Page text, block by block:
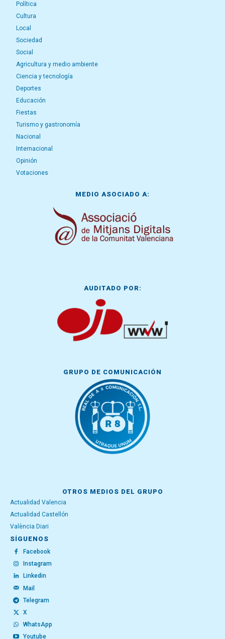
Política
Cultura
Local
Sociedad
Social
Agricultura y medio ambiente
Ciencia y tecnología
Deportes
Educación
Fiestas
Turismo y gastronomía
Nacional
Internacional
Opinión
Votaciones
MEDIO ASOCIADO A:
AUDITADO POR:
GRUPO DE COMUNICACIÓN
OTROS MEDIOS DEL GRUPO
Actualidad Valencia
Actualidad Castellón
València Diari
SÍGUENOS
Facebook
Instagram
Linkedin
Mail
Telegram
X
WhatsApp
Youtube